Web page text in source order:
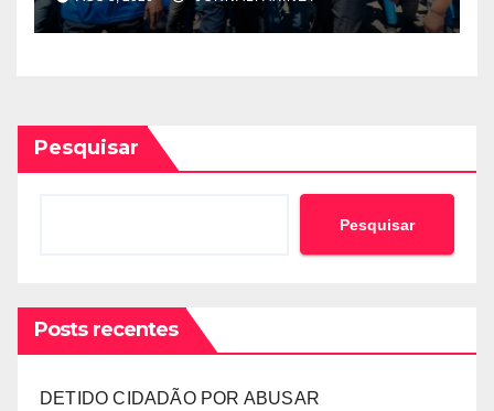
POLÍTICA ORQUESTRADO
PELO 1º SECRETÁRIO DO
Pesquisar
Pesquisar
Posts recentes
DETIDO CIDADÃO POR ABUSAR